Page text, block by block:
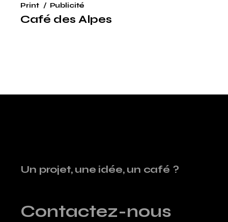
Print Publicité
Café des Alpes
Un projet, une idée, un café ?
Contactez-nous